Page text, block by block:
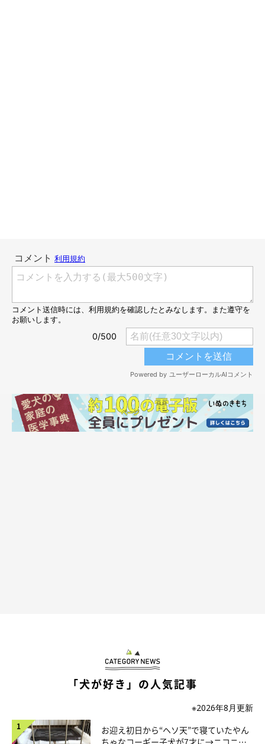
1枚目と2枚目の写真を見た飼い主さんは「おとなしくて控えめな
コなのかな」と思っていたそうですが、その後、飼い主さんにお
迎えされたおもちちゃんはどのような姿に成長したのでしょう
お迎えしたころのおもちちゃんはどんな様子
だった？
「犬が好き」の人気記事
※2026年8月更新
お迎え初日から“ヘソ天”で寝ていたやん